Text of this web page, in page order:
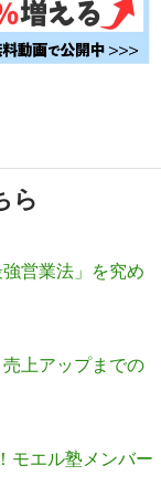
ら
営業法」を究め
上アップまでの
モエル塾メンバー